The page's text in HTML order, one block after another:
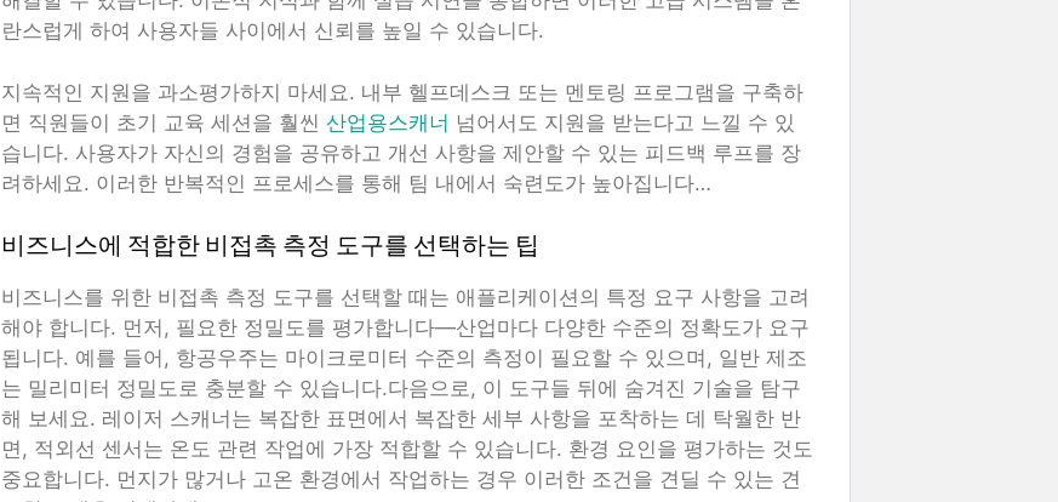
란스럽게 하여 사용자들 사이에서 신뢰를 높일 수 있습니다.
지속적인 지원을 과소평가하지 마세요. 내부 헬프데스크 또는 멘토링 프로그램을 구축하
면 직원들이 초기 교육 세션을 훨씬 산업용스캐너 넘어서도 지원을 받는다고 느낄 수 있
습니다. 사용자가 자신의 경험을 공유하고 개선 사항을 제안할 수 있는 피드백 루프를 장
려하세요. 이러한 반복적인 프로세스를 통해 팀 내에서 숙련도가 높아집니다…
비즈니스에 적합한 비접촉 측정 도구를 선택하는 팁
비즈니스를 위한 비접촉 측정 도구를 선택할 때는 애플리케이션의 특정 요구 사항을 고려
해야 합니다. 먼저, 필요한 정밀도를 평가합니다—산업마다 다양한 수준의 정확도가 요구
됩니다. 예를 들어, 항공우주는 마이크로미터 수준의 측정이 필요할 수 있으며, 일반 제조
는 밀리미터 정밀도로 충분할 수 있습니다.다음으로, 이 도구들 뒤에 숨겨진 기술을 탐구
해 보세요. 레이저 스캐너는 복잡한 표면에서 복잡한 세부 사항을 포착하는 데 탁월한 반
면, 적외선 센서는 온도 관련 작업에 가장 적합할 수 있습니다. 환경 요인을 평가하는 것도
중요합니다. 먼지가 많거나 고온 환경에서 작업하는 경우 이러한 조건을 견딜 수 있는 견